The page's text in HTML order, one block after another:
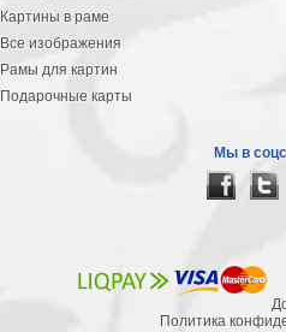
Картины в раме
Все изображения
Рамы для картин
Подарочные карты
Мы в
Политика